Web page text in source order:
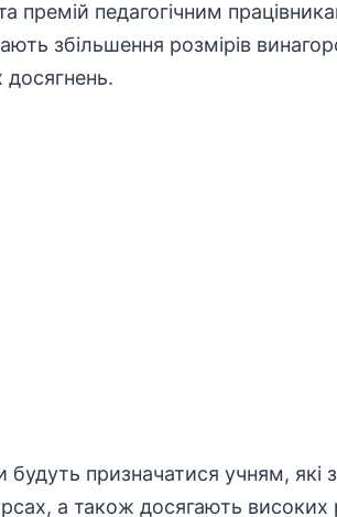
премій педагогічним
збільшення розмірів
досягнень.
будуть призначатися учням,
а також досягають високих